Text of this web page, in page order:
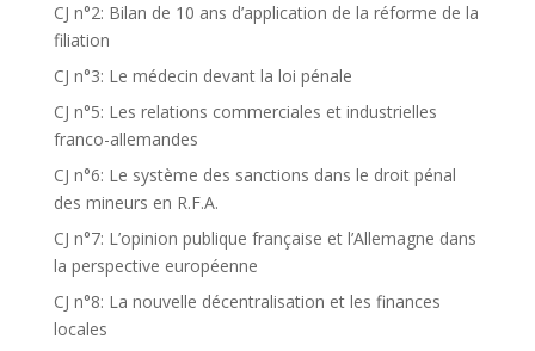
CJ n°2: Bilan de 10 ans d’application de la réforme de la
filiation
CJ n°3: Le médecin devant la loi pénale
CJ n°5: Les relations commerciales et industrielles
franco-allemandes
CJ n°6: Le système des sanctions dans le droit pénal
des mineurs en R.F.A.
CJ n°7: L’opinion publique française et l’Allemagne dans
la perspective européenne
CJ n°8: La nouvelle décentralisation et les finances
locales